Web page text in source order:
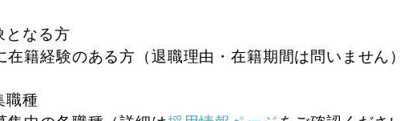
となる方
在籍経験のある方（退職理由・在籍期間は問いません）
職種